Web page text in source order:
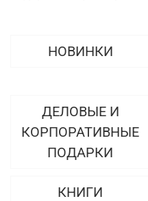
НОВИНКИ
ДЕЛОВЫЕ И
КОРПОРАТИВНЫЕ
ПОДАРКИ
КНИГИ